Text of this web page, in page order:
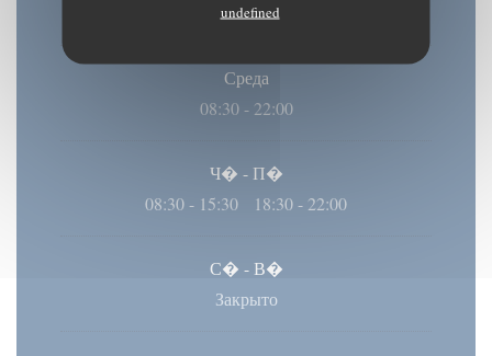
undefined
08:30 - 15:30 • 18:30 - 22:00
Среда
08:30 - 22:00
Ч� -П�
08:30 - 15:30
18:30 - 22:00
С� -В�
Закрыто